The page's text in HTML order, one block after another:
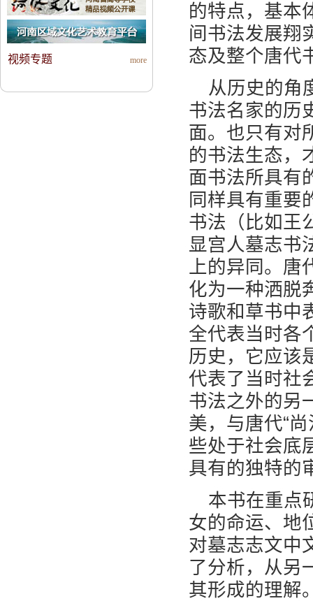
的特点，基本
间书法发展翔
态及整个唐代
从历史的角
书法名家的历
面。也只有对
的书法生态，
面书法所具有
同样具有重要
书法（比如王
显宫人墓志书
上的异同。唐
化为一种洒脱
诗歌和草书中
全代表当时各
历史，它应该
代表了当时社
书法之外的另
美，与唐代“
些处于社会底
具有的独特的
本书在重点
女的命运、地
对墓志志文中
了分析，从另
其形成的理解
more
视频专题